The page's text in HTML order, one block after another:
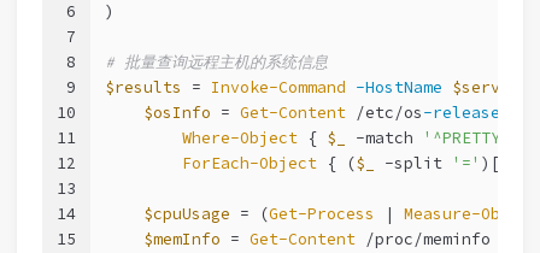
6
7
8
9
10
11
12
13
14
15
)
# 批量查询远程主机的系统信息
$results = Invoke-Command -HostName $servers
$osInfo = Get-Content /etc/os-release
Where-Object { $_ -match
ForEach-Object { ($_ -split '=' )[
$cpuUsage = (Get-Process | Measure-Object
$memInfo = Get-Content /proc/meminfo |